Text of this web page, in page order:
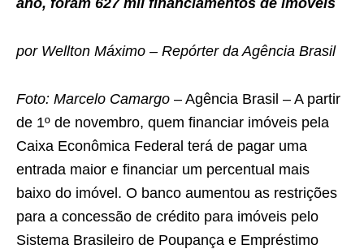
por Wellton Máximo – Repórter da Agência Brasil
Foto: Marcelo Camargo – Agência Brasil – A partir
de 1º de novembro, quem financiar imóveis pela
Caixa Econômica Federal terá de pagar uma
entrada maior e financiar um percentual mais
baixo do imóvel. O banco aumentou as restrições
para a concessão de crédito para imóveis pelo
Sistema Brasileiro de Poupança e Empréstimo